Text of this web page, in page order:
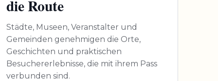
die Route
Städte, Museen, Veranstalter und
Gemeinden genehmigen die Orte,
Geschichten und praktischen
Besuchererlebnisse, die mit ihrem Pass
verbunden sind.